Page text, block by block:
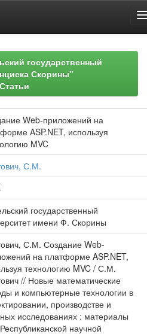
государственный
Скорины"
Статьи
Web-приложений на
ASP.NET, используя
MVC
С.М.
государственный
имени Ф. Скорины
С.М. Создание Web-
на платформе ASP.NET,
технологию MVC / С.М.
// Новые математические
и компьютерные технологии в
производстве и
исследованиях : материалы
научной